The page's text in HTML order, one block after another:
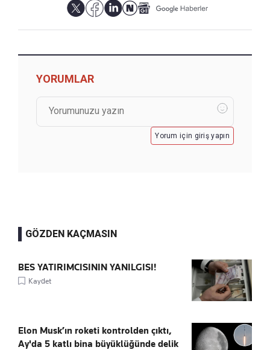
YORUMLAR
Yorum için giriş yapın
GÖZDEN KAÇMASIN
BES YATIRIMCISININ YANILGISI!
Kaydet
Elon Musk’ın roketi kontrolden çıktı,
Ay'da 5 katlı bina büyüklüğünde delik